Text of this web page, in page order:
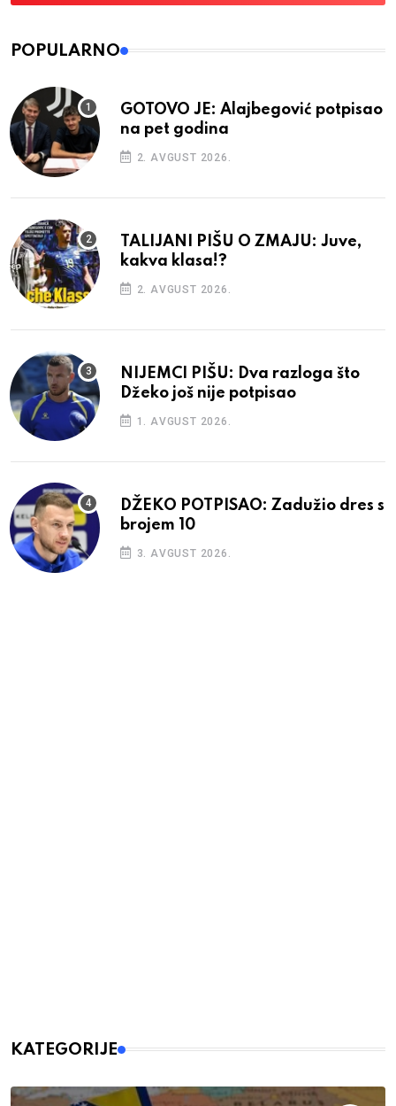
POPULARNO
GOTOVO JE: Alajbegović potpisao
na pet godina
2. AVGUST 2026.
TALIJANI PIŠU O ZMAJU: Juve,
kakva klasa!?
2. AVGUST 2026.
NIJEMCI PIŠU: Dva razloga što
Džeko još nije potpisao
1. AVGUST 2026.
DŽEKO POTPISAO: Zadužio dres s
brojem 10
3. AVGUST 2026.
KATEGORIJE